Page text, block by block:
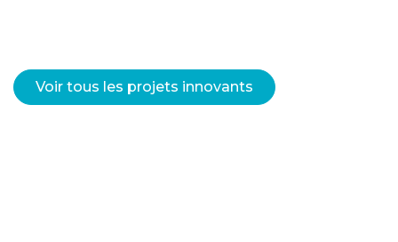
Voir tous les projets innovants